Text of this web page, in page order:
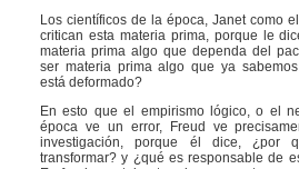
Los científicos de la época, Janet como
critican esta materia prima, porque le
materia prima algo que dependa del
ser materia prima algo que ya
está deformado?
En esto que el empirismo lógico, o el
época ve un error, Freud ve
investigación, porque él dice, ¿por
transformar? y ¿qué es responsable de